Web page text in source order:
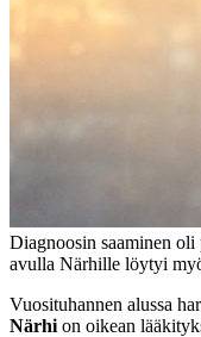
Diagnoosin saaminen
avulla Närhille löytyi
Vuosituhannen alussa
Närhi on oikean